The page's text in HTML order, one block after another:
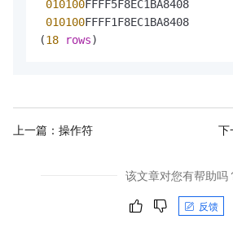
010100FFFF5F8EC1BA8408
010100FFFF1F8EC1BA8408
(18 rows
上一篇： 操作符 下
该文章对您有帮助吗
反馈